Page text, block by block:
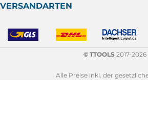
VERSANDARTEN
© TTOOLS 2017-2026
Alle Preise inkl. der